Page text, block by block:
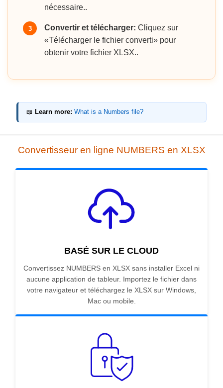
nécessaire..
3 Convertir et télécharger: Cliquez sur
«Télécharger le fichier converti» pour
obtenir votre fichier XLSX..
📖 Learn more: What is a Numbers file?
Convertisseur en ligne NUMBERS en XLSX
BASÉ SUR LE CLOUD
Convertissez NUMBERS en XLSX sans installer Excel ni
aucune application de tableur. Importez le fichier dans
votre navigateur et téléchargez le XLSX sur Windows,
Mac ou mobile.